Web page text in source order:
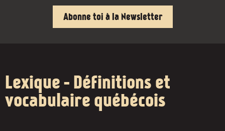
Abonne toi à la Newsletter
Lexique - Définitions et
vocabulaire québécois